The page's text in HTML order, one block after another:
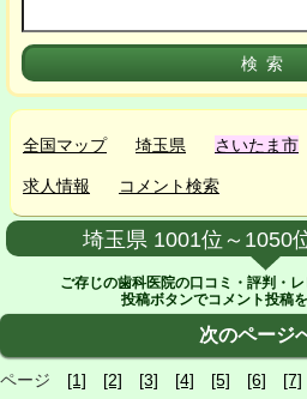
全国マップ 埼玉県 さいたま市
求人情報 コメント検索
埼玉県 1001位～1050
ご存じの歯科医院の口コミ・評判・レ
投稿ボタンでコメント投稿
次のページ
ページ [1] [2] [3] [4] [5] [6] [7]